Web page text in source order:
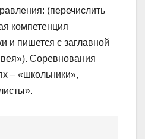
(перечислить
компетенция
и пишется с заглавной
Соревнования
– «школьники»,